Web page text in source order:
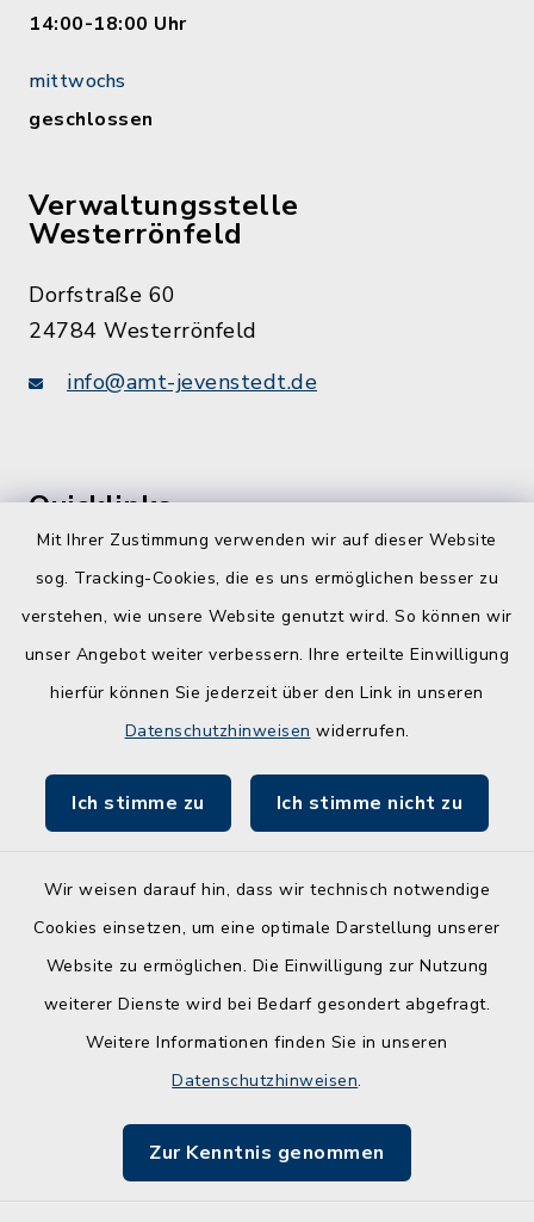
Mit Ihrer Zustimmung verwenden wir auf dieser Website
sog. Tracking-Cookies, die es uns ermöglichen besser zu
verstehen, wie unsere Website genutzt wird. So können wir
unser Angebot weiter verbessern. Ihre erteilte Einwilligung
hierfür können Sie jederzeit über den Link in unseren
Datenschutzhinweisen widerrufen.
Ich stimme zu Ich stimme nicht zu
Wir weisen darauf hin, dass wir technisch notwendige
Cookies einsetzen, um eine optimale Darstellung unserer
Website zu ermöglichen. Die Einwilligung zur Nutzung
weiterer Dienste wird bei Bedarf gesondert abgefragt.
Weitere Informationen finden Sie in unseren
Datenschutzhinweisen.
Zur Kenntnis genommen
14:00-18:00 Uhr
mittwochs
geschlossen
Verwaltungsstelle
Westerrönfeld
Dorfstraße 60
24784 Westerrönfeld
info@amt-jevenstedt.de
Quicklinks
Schule am Ochsenweg
ZBmSH
Entwicklungsagentur für den Lebens- und
Kontakt
Leichte Sprache
Impressum